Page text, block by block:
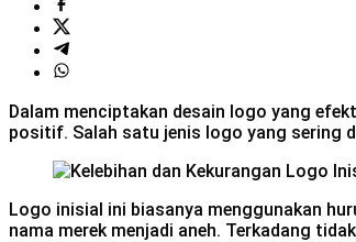
Dalam menciptakan desain logo yang
positif. Salah satu jenis logo yang sering
Logo inisial ini biasanya menggunakan
nama merek menjadi aneh. Terkadang